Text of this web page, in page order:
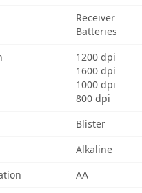
Receiver
Batteries
1200 dpi
1600 dpi
1000 dpi
800 dpi
Blister
Alkaline
AA